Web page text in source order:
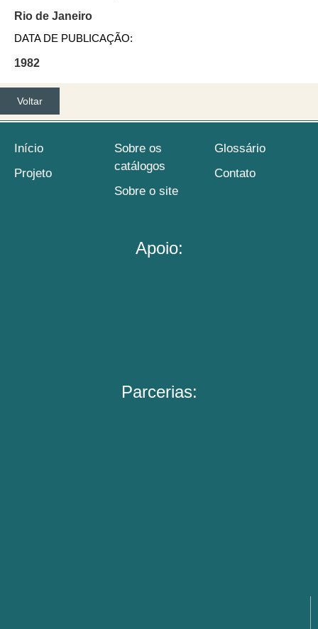
Rio de Janeiro
DATA DE PUBLICAÇÃO:
1982
Voltar
Início
Projeto
Sobre os
catálogos
Sobre o site
Glossário
Contato
Apoio:
Parcerias: